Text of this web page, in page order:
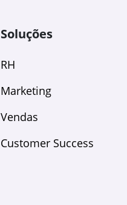
Soluções
RH
Marketing
Vendas
Customer Success